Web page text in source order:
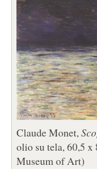
Claude Monet,
olio su tela, 60,5
Museum of Art)